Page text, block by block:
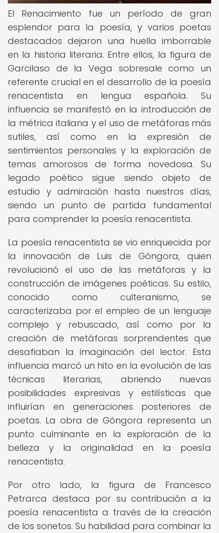
El Renacimiento fue un período de gran
esplendor para la poesía, y varios poetas
destacados dejaron una huella imborrable
en la historia literaria. Entre ellos, la figura de
Garcilaso de la Vega sobresale como un
referente crucial en el desarrollo de la poesía
renacentista en lengua española. Su
influencia se manifestó en la introducción de
la métrica italiana y el uso de metáforas más
sutiles, así como en la expresión de
sentimientos personales y la exploración de
temas amorosos de forma novedosa. Su
legado poético sigue siendo objeto de
estudio y admiración hasta nuestros días,
siendo un punto de partida fundamental
para comprender la poesía renacentista.
La poesía renacentista se vio enriquecida por
la innovación de Luis de Góngora, quien
revolucionó el uso de las metáforas y la
construcción de imágenes poéticas. Su estilo,
conocido como culteranismo, se
caracterizaba por el empleo de un lenguaje
complejo y rebuscado, así como por la
creación de metáforas sorprendentes que
desafiaban la imaginación del lector. Esta
influencia marcó un hito en la evolución de las
técnicas literarias, abriendo nuevas
posibilidades expresivas y estilísticas que
influirían en generaciones posteriores de
poetas. La obra de Góngora representa un
punto culminante en la exploración de la
belleza y la originalidad en la poesía
renacentista.
Por otro lado, la figura de Francesco
Petrarca destaca por su contribución a la
poesía renacentista a través de la creación
de los sonetos. Su habilidad para combinar la